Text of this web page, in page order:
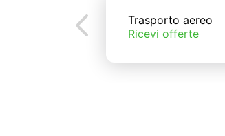
Trasporto aereo
Ricevi offerte